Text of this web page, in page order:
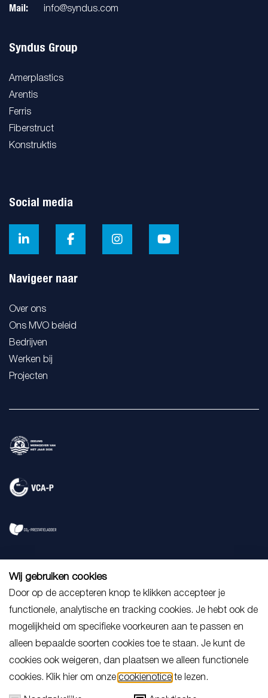
Mail: info@syndus.com
Syndus Group
Amerplastics
Arentis
Ferris
Fiberstruct
Konstruktis
Social media
Navigeer naar
Over ons
Ons MVO beleid
Bedrijven
Werken bij
Projecten
Wij gebruiken cookies
Door op de accepteren knop te klikken accepteer je
functionele, analytische en tracking cookies. Je hebt ook de
mogelijkheid om specifieke voorkeuren aan te passen en
alleen bepaalde soorten cookies toe te staan. Je kunt de
cookies ook weigeren, dan plaatsen we alleen functionele
cookies. Klik hier om onze cookienotice te lezen.